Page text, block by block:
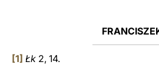
[1] Łk 2, 14.